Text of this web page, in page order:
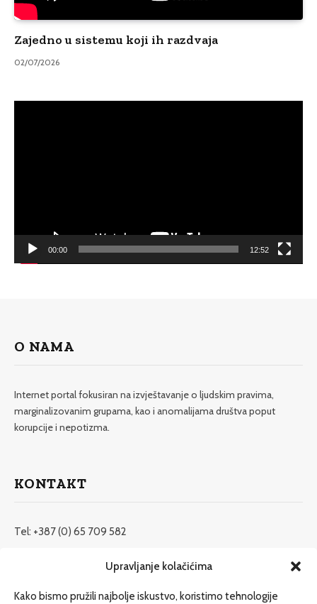
Upravljanje kolačićima
Kako bismo pružili najbolje iskustvo, koristimo tehnologije
Zajedno u sistemu koji ih razdvaja
02/07/2026
00:00 12:52
O NAMA
Internet portal fokusiran na izvještavanje o ljudskim pravima,
marginalizovanim grupama, kao i anomalijama društva poput
korupcije i nepotizma.
KONTAKT
Tel: +387 (0) 65 709 582
redakcija@etrafika.net